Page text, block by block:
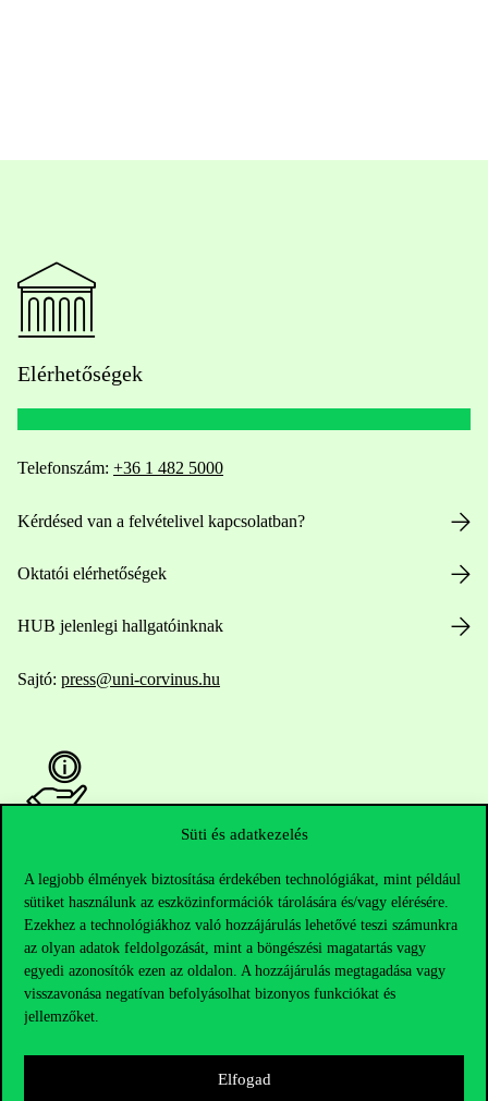
Süti és adatkezelés
A legjobb élmények biztosítása érdekében technológiákat, mint például
sütiket használunk az eszközinformációk tárolására és/vagy elérésére.
Ezekhez a technológiákhoz való hozzájárulás lehetővé teszi számunkra
az olyan adatok feldolgozását, mint a böngészési magatartás vagy
egyedi azonosítók ezen az oldalon. A hozzájárulás megtagadása vagy
visszavonása negatívan befolyásolhat bizonyos funkciókat és
jellemzőket.
Elfogad
Elérhetőségek
Telefonszám: +36 1 482 5000
Kérdésed van a felvételivel kapcsolatban?
Oktatói elérhetőségek
HUB jelenlegi hallgatóinknak
Sajtó: press@uni-corvinus.hu
Nyitvatartás
Házirend
Közérdekű adatok